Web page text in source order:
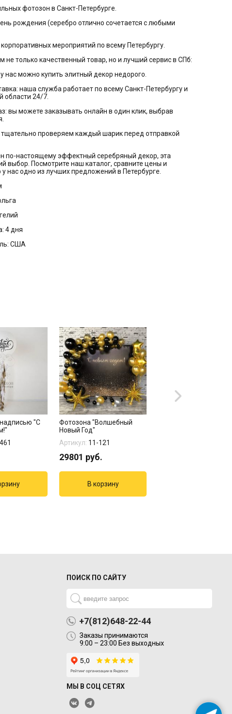
фотозон в Санкт-Петербурге.
рождения (серебро отлично сочетается с любыми
мероприятий по всему Петербургу.
не только качественный товар, но и лучший сервис в СПб:
нас можно купить элитный декор недорого.
наша служба работает по всему Санкт-Петербургу и
области 24/7.
вы можете заказывать онлайн в один клик, выбрав
тщательно проверяем каждый шарик перед отправкой
по-настоящему эффектный серебряный декор, эта
выбор. Посмотрите наш каталог, сравните цены и
у нас одно из лучших предложений в Петербурге.
4 дня
США
"С
Фотозона "Волшебный
Новый Год"
Артикул: 11-121
29801 руб.
ПОИСК ПО САЙТУ
+7(812)648-22-44
Заказы принимаются
9:00 – 23:00 Без выходных
МЫ В СОЦ СЕТЯХ